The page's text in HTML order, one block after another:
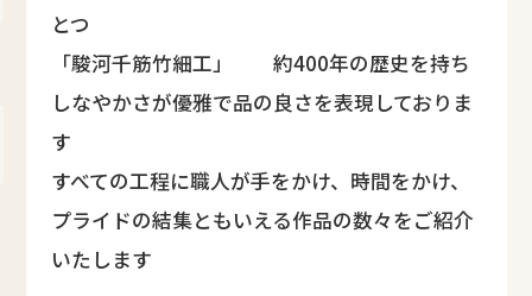
とつ
「駿河千筋竹細工」 約400年の歴史を持ち
しなやかさが優雅で品の良さを表現しておりま
す
すべての工程に職人が手をかけ、時間をかけ、
プライドの結集ともいえる作品の数々をご紹介
いたします